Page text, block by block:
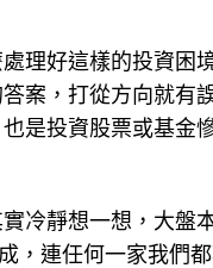
理好這樣的投資困
案，打從方向就有
是投資股票或基金
冷靜想一想，大盤
，連任何一家我們